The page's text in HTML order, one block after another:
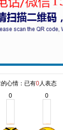
心情：已有0人表态
0 0